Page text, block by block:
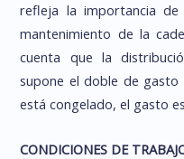
refleja la importancia
mantenimiento de la
cuenta que la
supone el doble de
está congelado, el gasto
CONDICIONES DE